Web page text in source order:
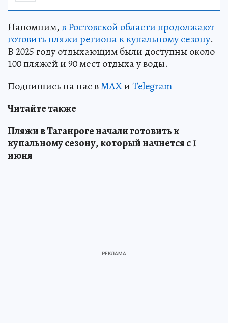
Напомним,в Ростовской области продолжают
готовить пляжи региона к купальному сезону.
В 2025 году отдыхающим были доступны около
100 пляжей и 90 мест отдыха у воды.
Подпишись на нас вMAXиTelegram
Читайте также
Пляжи в Таганроге начали готовить к
купальному сезону, который начнется с 1
июня